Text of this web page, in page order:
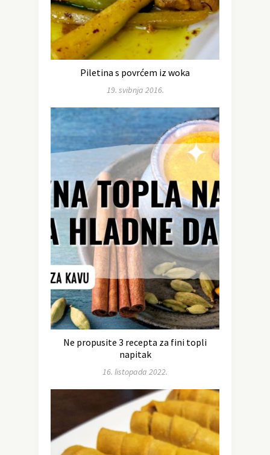
Piletina s povrćem iz woka
19. svibnja 2016.
Ne propusite 3 recepta za fini topli
napitak
16. listopada 2022.